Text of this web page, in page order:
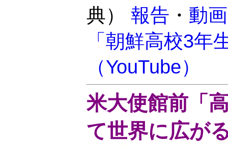
典） 報告 ・ 動
「朝鮮高校3
（YouTube）
米大使館前「
て世界に広が